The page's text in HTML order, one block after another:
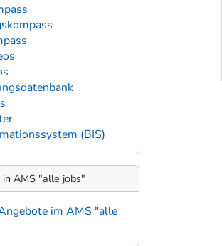
(BIS)
AMS "alle jobs"
im AMS "alle